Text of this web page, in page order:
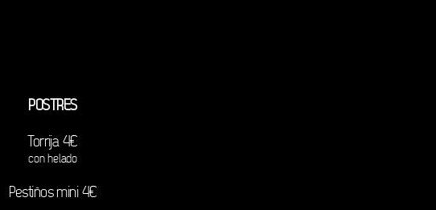
POSTRES
Torrija 4€
con helado
Pestiños mini 4€